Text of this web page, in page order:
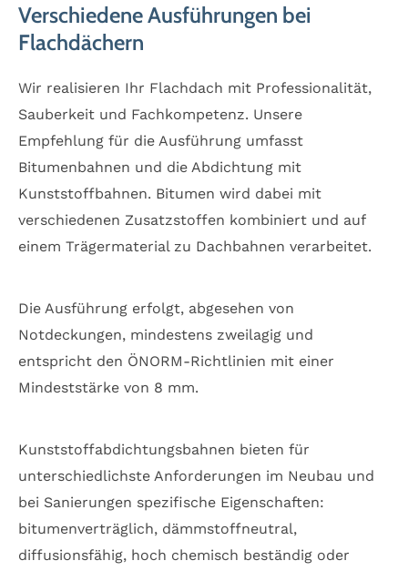
Verschiedene Ausführungen bei
Flachdächern
Wir realisieren Ihr Flachdach mit Professionalität,
Sauberkeit und Fachkompetenz. Unsere
Empfehlung für die Ausführung umfasst
Bitumenbahnen und die Abdichtung mit
Kunststoffbahnen. Bitumen wird dabei mit
verschiedenen Zusatzstoffen kombiniert und auf
einem Trägermaterial zu Dachbahnen verarbeitet.
Die Ausführung erfolgt, abgesehen von
Notdeckungen, mindestens zweilagig und
entspricht den ÖNORM-Richtlinien mit einer
Mindeststärke von 8 mm.
Kunststoffabdichtungsbahnen bieten für
unterschiedlichste Anforderungen im Neubau und
bei Sanierungen spezifische Eigenschaften:
bitumenverträglich, dämmstoffneutral,
diffusionsfähig, hoch chemisch beständig oder